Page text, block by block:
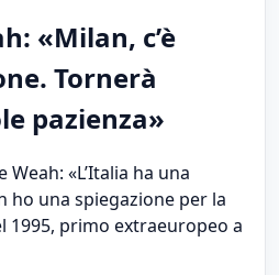
«Milan, c’è
Tornerà
pazienza»
Weah: «L’Italia ha una
ho una spiegazione per la
1995, primo extraeuropeo a